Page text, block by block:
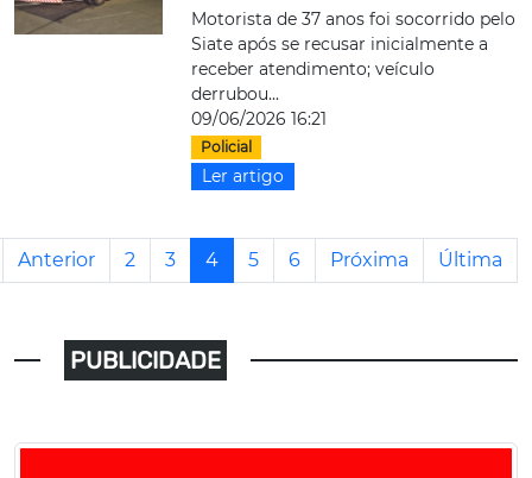
Motorista de 37 anos foi socorrido pelo
Siate após se recusar inicialmente a
receber atendimento; veículo
derrubou...
09/06/2026 16:21
Policial
Ler artigo
Anterior 2 3 4 5 6 Próxima Última
PUBLICIDADE